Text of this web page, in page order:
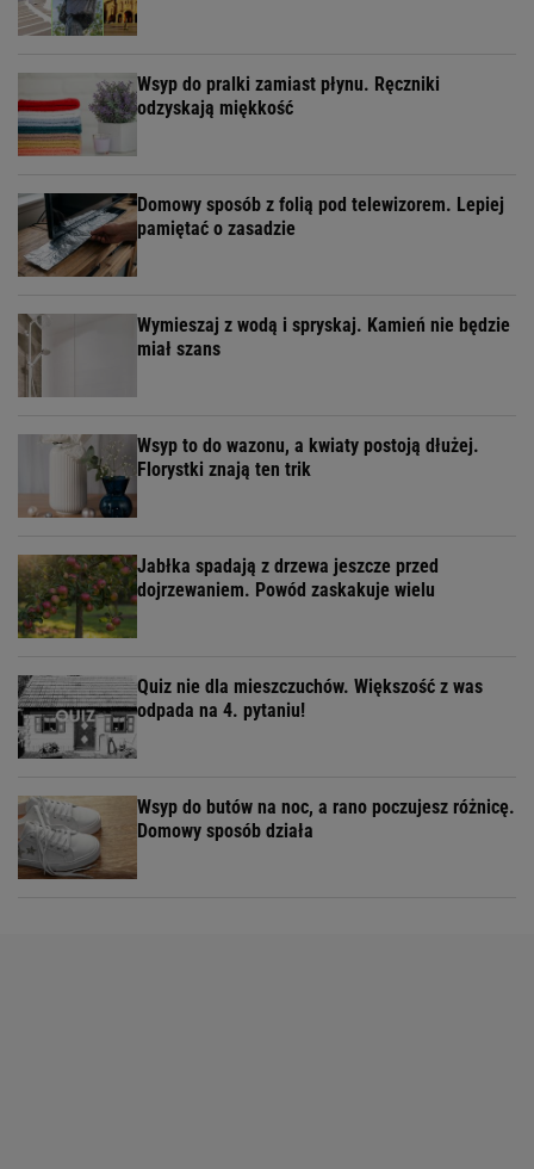
Wsyp do pralki zamiast płynu. Ręczniki
odzyskają miękkość
Domowy sposób z folią pod telewizorem. Lepiej
pamiętać o zasadzie
Wymieszaj z wodą i spryskaj. Kamień nie będzie
miał szans
Wsyp to do wazonu, a kwiaty postoją dłużej.
Florystki znają ten trik
Jabłka spadają z drzewa jeszcze przed
dojrzewaniem. Powód zaskakuje wielu
Quiz nie dla mieszczuchów. Większość z was
odpada na 4. pytaniu!
Wsyp do butów na noc, a rano poczujesz różnicę.
Domowy sposób działa